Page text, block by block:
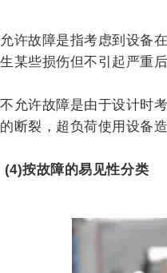
允许故障是指考虑到设备
生某些损伤但不引起严重
不允许故障是由于设计时
的断裂，超负荷使用设备
(4)按故障的易见性分类